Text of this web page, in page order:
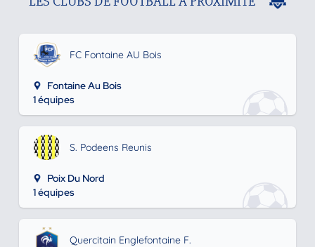
FC Fontaine AU Bois
Fontaine Au Bois
1 équipes
S. Podeens Reunis
Poix Du Nord
1 équipes
Quercitain Englefontaine F.